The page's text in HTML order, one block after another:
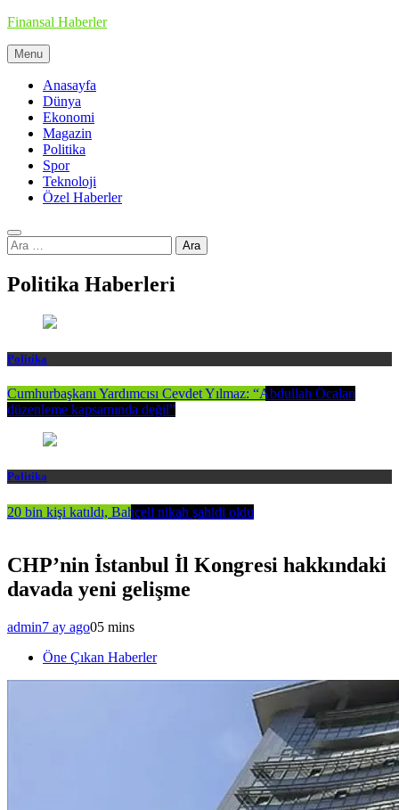
Skip
content
Finansal Haberler
Haberin doğru adresi
Menu
Anasayfa
Dünya
Ekonomi
Magazin
Politika
Spor
Teknoloji
Özel Haberler
Arama:
Politika Haberleri
Politika
Cumhurbaşkanı Yardımcısı Cevdet Yılmaz: “Abdullah Öcalan
düzenleme kapsamında değil”
Politika
20 bin kişi katıldı, Bahçeli nikah şahidi oldu
CHP’nin İstanbul İl Kongresi hakkındaki
davada yeni gelişme
admin7 ay ago05 mins
Öne Çıkan Haberler